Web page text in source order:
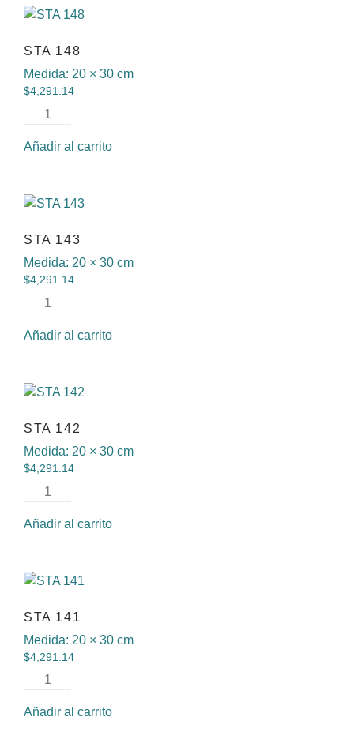
STA 148
Medida: 20 × 30 cm
$4,291.14
Añadir al carrito
STA 143
Medida: 20 × 30 cm
$4,291.14
Añadir al carrito
STA 142
Medida: 20 × 30 cm
$4,291.14
Añadir al carrito
STA 141
Medida: 20 × 30 cm
$4,291.14
Añadir al carrito